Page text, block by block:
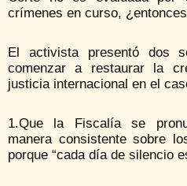
crímenes en curso,
El activista presentó dos
comenzar a restaurar la
justicia internacional en el
​1.​Que la Fiscalía se
manera consistente sobre
porque “cada día de silencio